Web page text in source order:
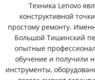
Техника Lenovo
конструктивной
простому ремонту.
Большой Тишинский
опытные
обучение и получили
инструменты,